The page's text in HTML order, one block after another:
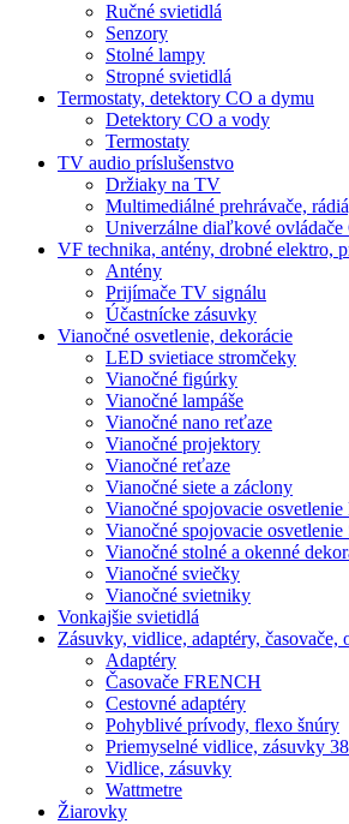
Ručné svietidlá
Senzory
Stolné lampy
Stropné svietidlá
Termostaty, detektory CO a dymu
Detektory CO a vody
Termostaty
TV audio príslušenstvo
Držiaky na TV
Multimediálné prehrávače,
Univerzálne diaľkové ovládače
VF technika, antény, drobné elektro,
Antény
Prijímače TV signálu
Účastnícke zásuvky
Vianočné osvetlenie, dekorácie
LED svietiace stromčeky
Vianočné figúrky
Vianočné lampáše
Vianočné nano reťaze
Vianočné projektory
Vianočné reťaze
Vianočné siete a záclony
Vianočné spojovacie osvetlenie
Vianočné spojovacie osvetlenie
Vianočné stolné a okenné
Vianočné sviečky
Vianočné svietniky
Vonkajšie svietidlá
Zásuvky, vidlice, adaptéry, časovače,
Adaptéry
Časovače FRENCH
Cestovné adaptéry
Pohyblivé prívody, flexo šnúry
Priemyselné vidlice, zásuvky
Vidlice, zásuvky
Wattmetre
Žiarovky